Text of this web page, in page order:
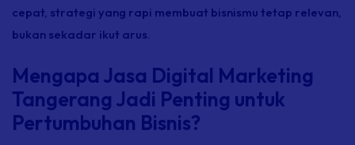
cepat, strategi yang rapi membuat bisnismu tetap relevan,
bukan sekadar ikut arus.
Mengapa Jasa Digital Marketing
Tangerang Jadi Penting untuk
Pertumbuhan Bisnis?